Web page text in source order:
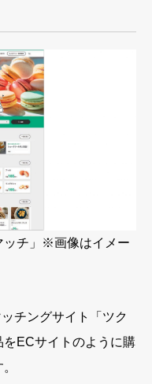
ッチ」※画像はイメー
チングサイト「ツク
ECサイトのように購